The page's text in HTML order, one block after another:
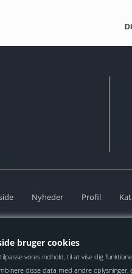
bruger cookies
vores indhold, til at vise dig
disse data med andre
Nyheder Profil